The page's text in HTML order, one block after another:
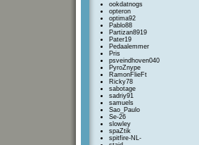
ookdatnogs
opteron
optima92
Pablo88
Partizan8919
Pater19
Pedaalemmer
Pris
psveindhoven040
PyroZnype
RamonFlieFt
Ricky78
sabotage
sadriy91
samuels
Sao_Paulo
Se-26
slowley
spaZtik
spitfire-NL-